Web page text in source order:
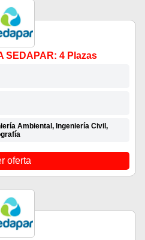
SEDAPAR: 4 Plazas
Ambiental, Ingeniería Civil,
oferta